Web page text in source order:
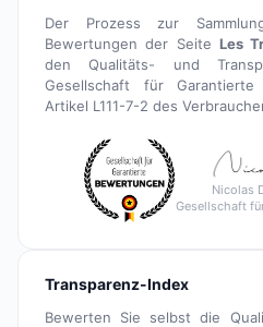
Der Prozess zur
Bewertungen der Seite Les
den Qualitäts- und
Gesellschaft für
Artikel L111-7-2 des
Nicolas
Gesellschaft
Transparenz-Index
Bewerten Sie selbst die